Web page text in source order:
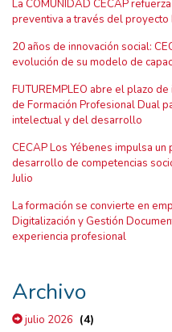
La COMUNIDAD CECAP
preventiva a través del proyecto
20 años de innovación social:
evolución de su modelo de
FUTUREMPLEO abre el plazo
de Formación Profesional Dual
intelectual y del desarrollo
CECAP Los Yébenes impulsa
desarrollo de competencias
Julio
La formación se convierte en
Digitalización y Gestión
experiencia profesional
Archivo
julio 2026 (4)